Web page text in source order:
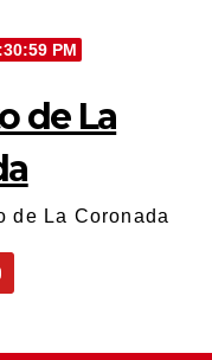
PM
de La
de La Coronada